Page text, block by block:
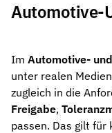
Datenschutz
Dichtungsarten im
Grundlagenwissen
Werkstoffe
Werkstoffe in der
Automotive-
Im Automotive-
unter realen
zugleich in die
Freigabe,
passen. Das gilt